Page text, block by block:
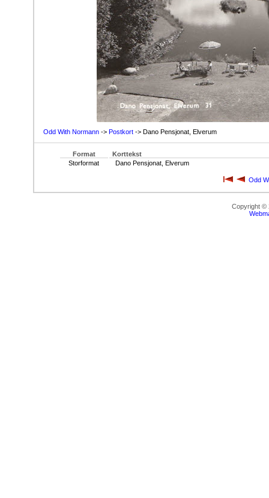
Odd With Normann -> Postkort -> Dano Pensjonat, Elverum
Format
Korttekst
Storformat
Dano Pensjonat, Elverum
Odd
Copyright ©